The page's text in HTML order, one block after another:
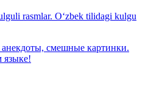
rasmlar. O‘zbek tilidagi kulgu
смешные картинки.
языке!